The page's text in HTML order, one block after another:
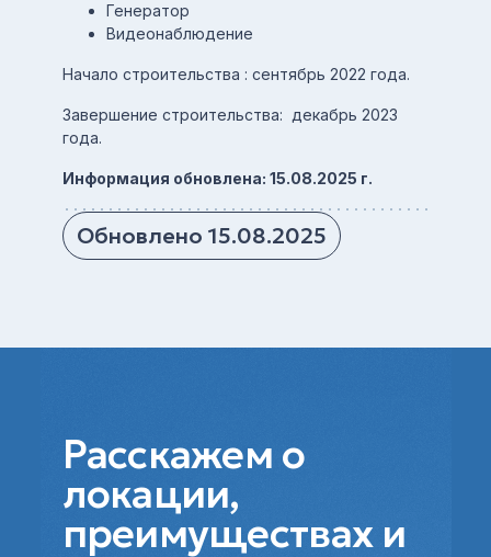
Генератор
Видеонаблюдение
Начало строительства : сентябрь 2022 года.
Завершение строительства: декабрь 2023
года.
Информация обновлена: 15.08.2025 г.
Обновлено 15.08.2025
Расскажем о
локации,
преимуществах и